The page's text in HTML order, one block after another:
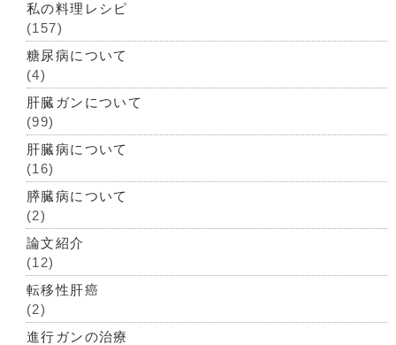
私の料理レシピ
(157)
糖尿病について
(4)
肝臓ガンについて
(99)
肝臓病について
(16)
膵臓病について
(2)
論文紹介
(12)
転移性肝癌
(2)
進行ガンの治療